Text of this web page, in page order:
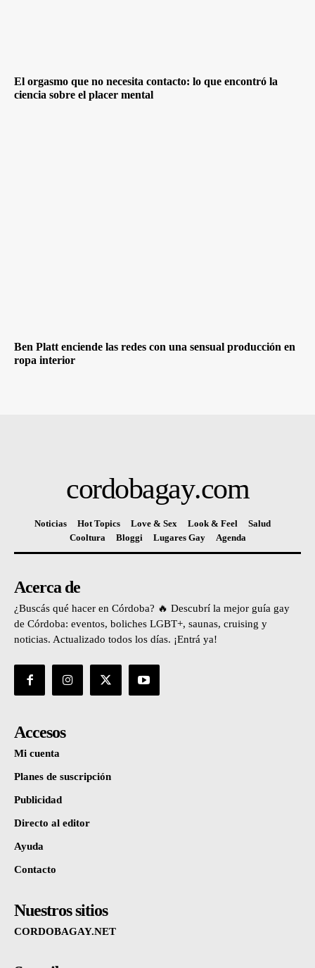
El orgasmo que no necesita contacto: lo que encontró la
ciencia sobre el placer mental
Ben Platt enciende las redes con una sensual producción en
ropa interior
cordobagay.com
Noticias Hot Topics Love & Sex Look & Feel
Salud
Cooltura
Bloggi Lugares Gay Agenda
Acerca de
¿Buscás qué hacer en Córdoba? 🔥 Descubrí la mejor guía gay
de Córdoba: eventos, boliches LGBT+, saunas, cruising y
noticias. Actualizado todos los días. ¡Entrá ya!
Accesos
Mi cuenta
Planes de suscripción
Publicidad
Directo al editor
Ayuda
Contacto
Nuestros sitios
CORDOBAGAY.NET